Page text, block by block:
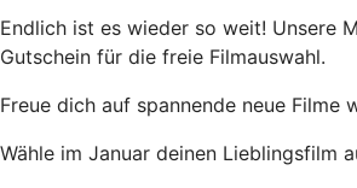
Endlich ist es wieder so weit! Unsere
Gutschein für die freie Filmauswahl.
Freue dich auf spannende neue
Wähle im Januar deinen Lieblingsfilm